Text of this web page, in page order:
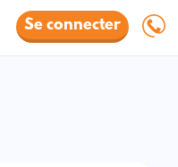
Se connecter